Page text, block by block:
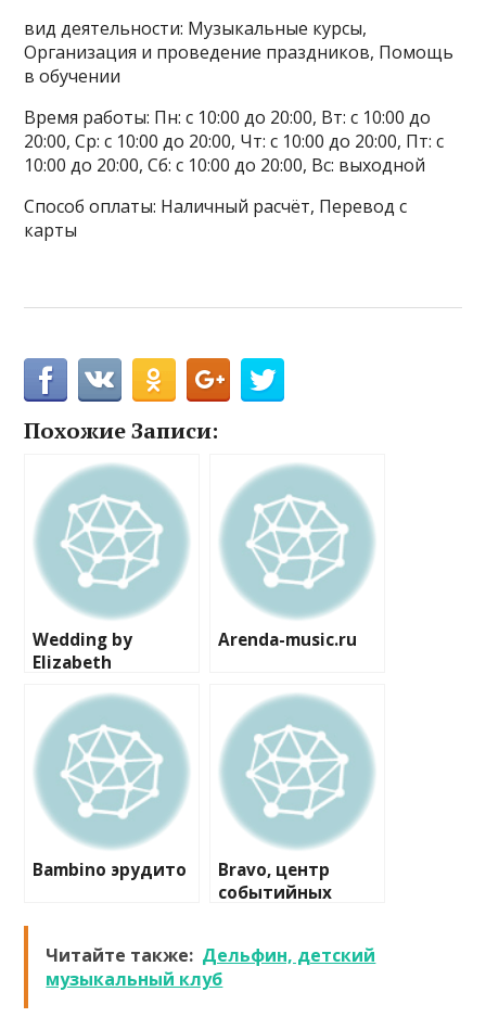
вид деятельности: Музыкальные курсы,
Организация и проведение праздников, Помощь
в обучении
Время работы: Пн: с 10:00 до 20:00, Вт: с 10:00 до
20:00, Ср: с 10:00 до 20:00, Чт: с 10:00 до 20:00, Пт: с
10:00 до 20:00, Сб: с 10:00 до 20:00, Вс: выходной
Способ оплаты: Наличный расчёт, Перевод с
карты
Похожие Записи:
Wedding by
Elizabeth
Arenda-music.ru
Bambino эрудито
Bravo, центр
событийных
Читайте также: Дельфин, детский
музыкальный клуб